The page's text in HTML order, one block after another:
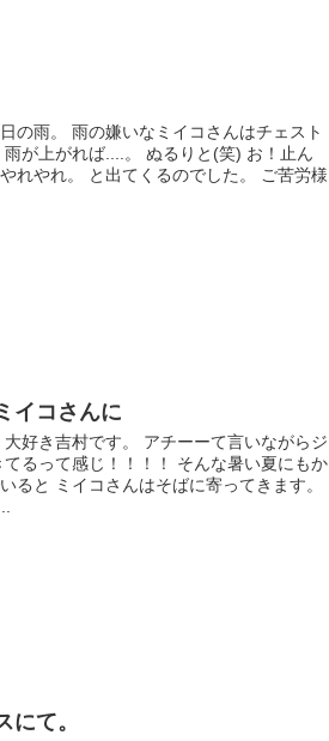
の雨。 雨の嫌いなミイコさんはチェスト
が上がれば....。 ぬるりと(笑) お！止ん
れやれ。 と出てくるのでした。 ご苦労様
イコさんに
好き吉村です。 アチーーて言いながらジ
るって感じ！！！！ そんな暑い夏にもか
ると ミイコさんはそばに寄ってきます。
にて。